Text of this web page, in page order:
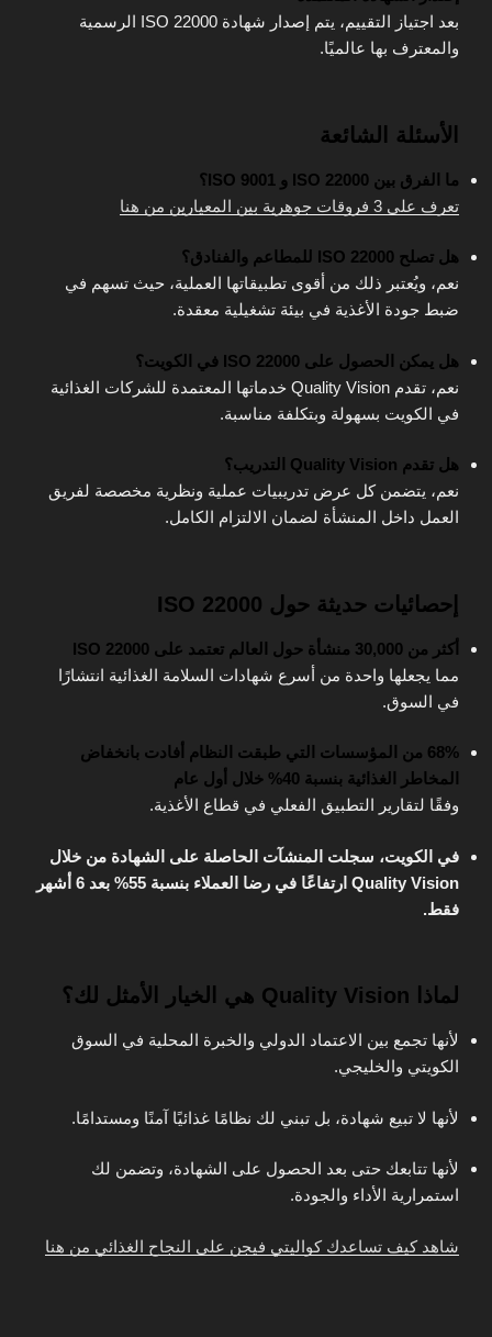
بعد اجتياز التقييم، يتم إصدار شهادة ISO 22000 الرسمية
والمعترف بها عالميًا.
الأسئلة الشائعة
ما الفرق بين ISO 22000 و ISO 9001؟
تعرف على 3 فروقات جوهرية بين المعيارين من هنا
هل تصلح ISO 22000 للمطاعم والفنادق؟
نعم، ويُعتبر ذلك من أقوى تطبيقاتها العملية، حيث تسهم في
ضبط جودة الأغذية في بيئة تشغيلية معقدة.
هل يمكن الحصول على ISO 22000 في الكويت؟
نعم، تقدم Quality Vision خدماتها المعتمدة للشركات الغذائية
في الكويت بسهولة وبتكلفة مناسبة.
هل تقدم Quality Vision التدريب؟
نعم، يتضمن كل عرض تدريبيات عملية ونظرية مخصصة لفريق
العمل داخل المنشأة لضمان الالتزام الكامل.
إحصائيات حديثة حول ISO 22000
أكثر من 30,000 منشأة حول العالم تعتمد على ISO 22000
مما يجعلها واحدة من أسرع شهادات السلامة الغذائية انتشارًا
في السوق.
68% من المؤسسات التي طبقت النظام أفادت بانخفاض
المخاطر الغذائية بنسبة 40% خلال أول عام
وفقًا لتقارير التطبيق الفعلي في قطاع الأغذية.
في الكويت، سجلت المنشآت الحاصلة على الشهادة من خلال
Quality Vision ارتفاعًا في رضا العملاء بنسبة 55% بعد 6 أشهر
فقط.
لماذا Quality Vision هي الخيار الأمثل لك؟
لأنها تجمع بين الاعتماد الدولي والخبرة المحلية في السوق
الكويتي والخليجي.
لأنها لا تبيع شهادة، بل تبني لك نظامًا غذائيًا آمنًا ومستدامًا.
لأنها تتابعك حتى بعد الحصول على الشهادة، وتضمن لك
استمرارية الأداء والجودة.
شاهد كيف تساعدك كواليتي فيجن على النجاح الغذائي من هنا